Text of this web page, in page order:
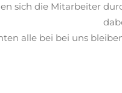
sich die Mitarbeiter
alle bei bei uns